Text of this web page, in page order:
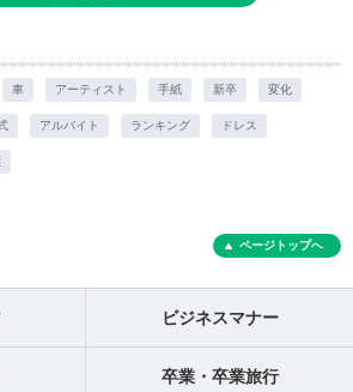
車 アーティスト 手紙 新卒 変化
アルバイト ランキング ドレス
ページトップへ
ビジネスマナー
卒業・卒業旅行